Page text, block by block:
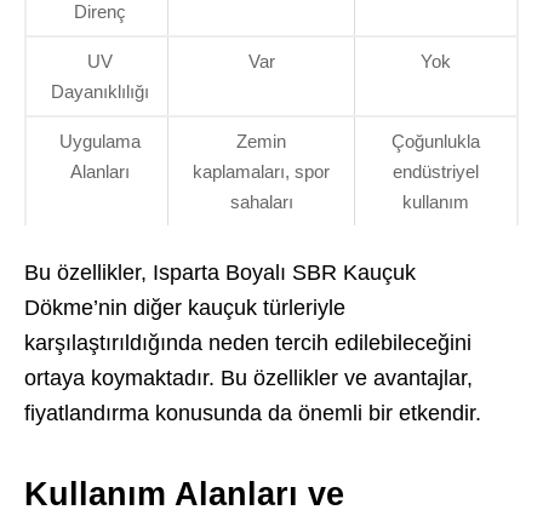
Direnç
UV
Dayanıklılığı
Var Yok
Uygulama
Alanları
Zemin
kaplamaları, spor
sahaları
Çoğunlukla
endüstriyel
kullanım
Bu özellikler, Isparta Boyalı SBR Kauçuk
Dökme’nin diğer kauçuk türleriyle
karşılaştırıldığında neden tercih edilebileceğini
ortaya koymaktadır. Bu özellikler ve avantajlar,
fiyatlandırma konusunda da önemli bir etkendir.
Kullanım Alanları ve